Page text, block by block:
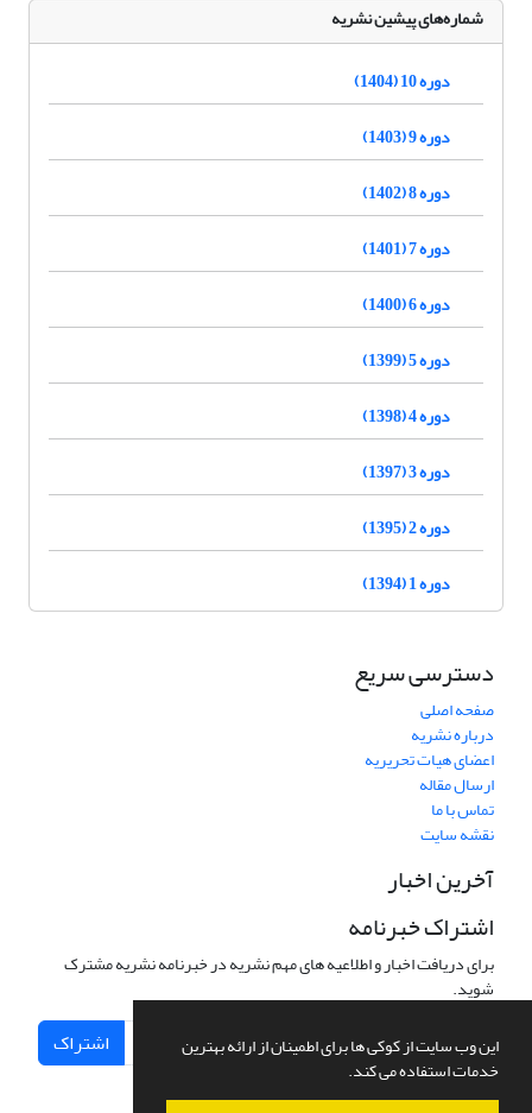
این وب سایت از کوکی ها برای اطمینان از ارائه بهترین
خدمات استفاده می کند.
شماره‌های پیشین نشریه
دوره 10 (1404)
دوره 9 (1403)
دوره 8 (1402)
دوره 7 (1401)
دوره 6 (1400)
دوره 5 (1399)
دوره 4 (1398)
دوره 3 (1397)
دوره 2 (1395)
دوره 1 (1394)
دسترسی سریع
صفحه اصلی
درباره نشریه
اعضای هیات تحریریه
ارسال مقاله
تماس با ما
نقشه سایت
آخرین اخبار
اشتراک خبرنامه
برای دریافت اخبار و اطلاعیه های مهم نشریه در خبرنامه نشریه مشترک
شوید.
اشتراک